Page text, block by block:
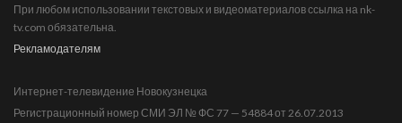
При любом использовании текстовых и видеоматериалов ссылка на nk-
tv.com обязательна.
Рекламодателям
Интернет-телевидение Новокузнецка
Регистрационный номер СМИ ЭЛ № ФС 77 — 54884 от 26.07.2013